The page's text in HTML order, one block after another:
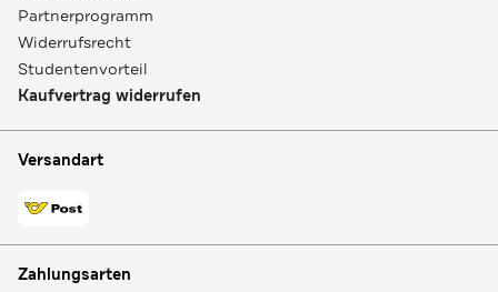
Partnerprogramm
Widerrufsrecht
Studentenvorteil
Kaufvertrag widerrufen
Versandart
Zahlungsarten